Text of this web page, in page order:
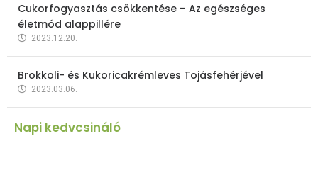
Cukorfogyasztás csökkentése – Az egészséges
életmód alappillére
2023.12.20.
Brokkoli- és Kukoricakrémleves Tojásfehérjével
2023.03.06.
Napi kedvcsináló